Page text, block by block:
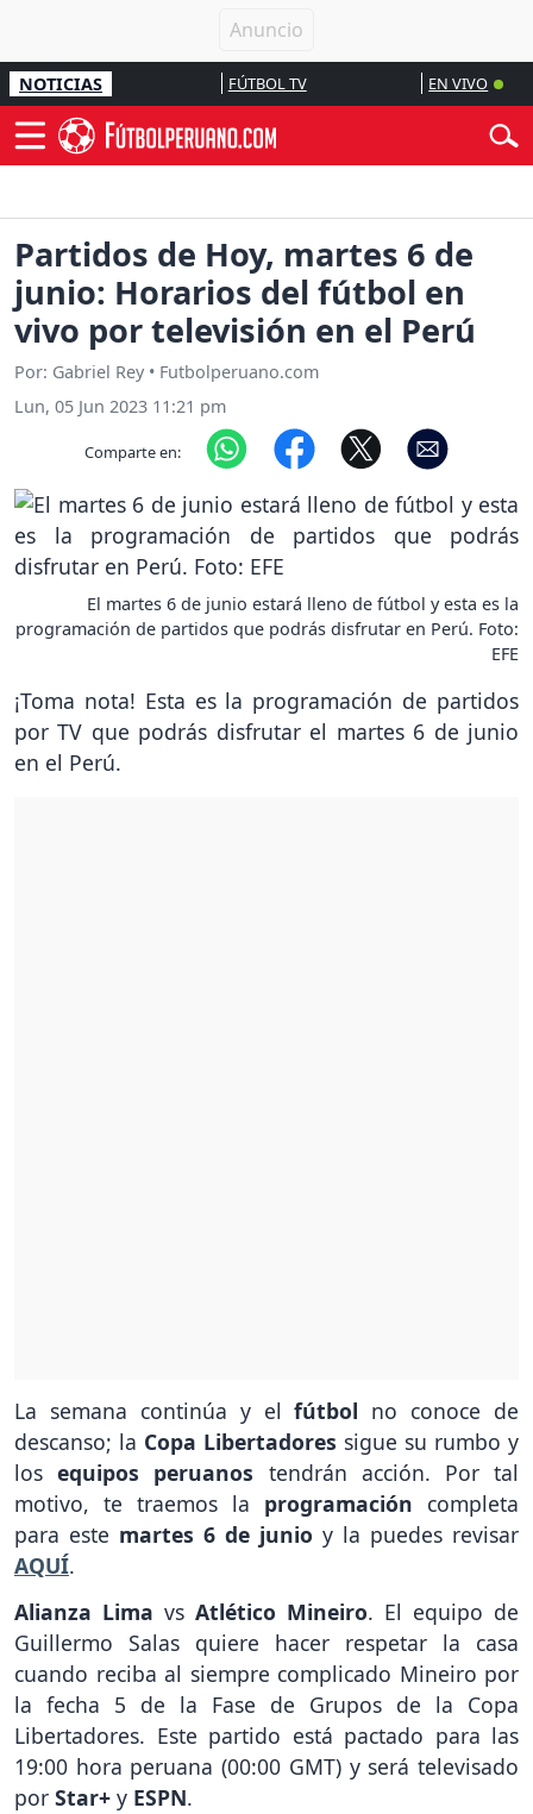
NOTICIAS FÚTBOL TV EN VIVO
Partidos de Hoy, martes 6 de
junio: Horarios del fútbol en
vivo por televisión en el Perú
Por: Gabriel Rey • Futbolperuano.com
Lun, 05 Jun 2023 11:21 pm
Comparte en:
El martes 6 de junio estará lleno de fútbol y esta es la
programación de partidos que podrás disfrutar en Perú. Foto:
EFE
¡Toma nota! Esta es la programación de partidos
por TV que podrás disfrutar el martes 6 de junio
en el Perú.
La semana continúa y elfútbol no conoce de
descanso; la Copa Libertadores sigue su rumbo y
losequipos peruanos tendrán acción. Por tal
motivo, te traemos la programación completa
para este martes 6 de junio y la puedes revisar
AQUÍ.
Alianza Lima vs Atlético Mineiro. El equipo de
Guillermo Salas quiere hacer respetar la casa
cuando reciba al siempre complicado Mineiro por
la fecha 5 de la Fase de Grupos de la Copa
Libertadores. Este partido está pactado para las
19:00 hora peruana (00:00 GMT) y será televisado
por Star+ y ESPN.